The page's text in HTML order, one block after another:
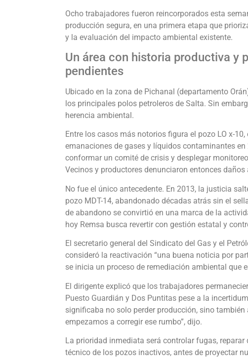
Ocho trabajadores fueron reincorporados esta
producción segura, en una primera etapa que
y la evaluación del impacto ambiental existente.
Un área con historia productiva y
pendientes
Ubicado en la zona de Pichanal (departamento
los principales polos petroleros de Salta. Sin
herencia ambiental.
Entre los casos más notorios figura el pozo LO x-
emanaciones de gases y líquidos contaminantes
conformar un comité de crisis y desplegar
Vecinos y productores denunciaron entonces
No fue el único antecedente. En 2013, la justicia
pozo MDT-14, abandonado décadas atrás sin el
de abandono se convirtió en una marca de la
hoy Remsa busca revertir con gestión estatal y
El secretario general del Sindicato del Gas y el
consideró la reactivación “una buena noticia por
se inicia un proceso de remediación ambiental que
El dirigente explicó que los trabajadores
Puesto Guardián y Dos Puntitas pese a la
significaba no solo perder producción, sino
empezamos a corregir ese rumbo”, dijo.
La prioridad inmediata será controlar fugas,
técnico de los pozos inactivos, antes de proyectar